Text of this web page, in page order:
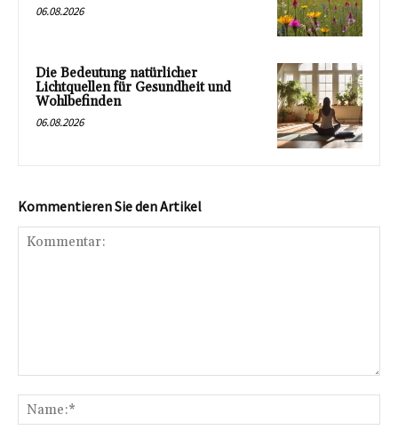
06.08.2026
Die Bedeutung natürlicher
Lichtquellen für Gesundheit und
Wohlbefinden
06.08.2026
Kommentieren Sie den Artikel